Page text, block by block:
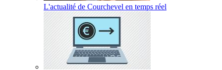
L'actualité de Courchevel en temps réel